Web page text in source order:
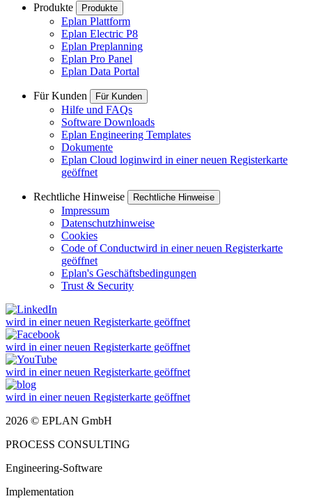
Produkte Produkte
Eplan Plattform
Eplan Electric P8
Eplan Preplanning
Eplan Pro Panel
Eplan Data Portal
Für Kunden Für Kunden
Hilfe und FAQs
Software Downloads
Eplan Engineering Templates
Dokumente
Eplan Cloud loginwird in einer neuen Registerkarte
geöffnet
Rechtliche Hinweise Rechtliche Hinweise
Impressum
Datenschutzhinweise
Cookies
Code of Conductwird in einer neuen Registerkarte
geöffnet
Eplan's Geschäftsbedingungen
Trust & Security
wird in einer neuen Registerkarte geöffnet
wird in einer neuen Registerkarte geöffnet
wird in einer neuen Registerkarte geöffnet
wird in einer neuen Registerkarte geöffnet
2026 © EPLAN GmbH
PROCESS CONSULTING
Engineering-Software
Implementation